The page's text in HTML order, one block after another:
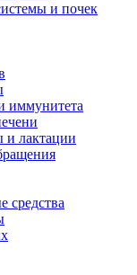
и почек
иммунитета
и лактации
средства